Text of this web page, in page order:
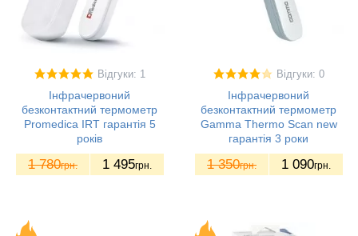
Відгуки: 1
Інфрачервоний
безконтактний термометр
Promedica IRT гарантія 5
років
1 780грн. 1 495грн.
Відгуки: 0
Інфрачервоний
безконтактний термометр
Gamma Thermo Scan new
гарантія 3 роки
1 350грн. 1 090грн.